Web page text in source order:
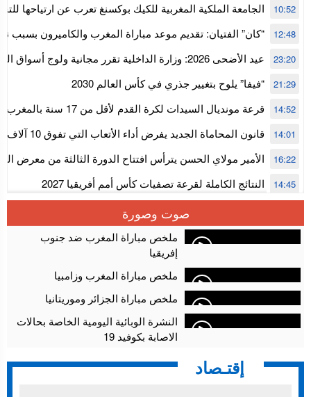
الجامعة الملكية المغربية للكيك بوكسنغ تعرب عن ارتياحها
للمجلس الأعلى للحسابات
10:52
“كان” الفتيان: تقديم موعد مباراة المغرب والكاميرون بسبب
إفريقيا
12:48
عيد الأضحى 2026: وزارة الداخلية تقرر مجانية ولوج
استنفار” لتنظيمها
23:20
“فيفا” يلوح بتغيير جذري في كأس العالم 2030 21:29
قرعة مونديال السيدات لكرة
المستوى الأول
14:52
قانون المحاماة الجديد يفرض أداء الأتعاب التي تفوق 10 آلاف درهم بالشيك 14:01
الأمير مولاي الحسن يترأس افتتاح الدورة الثالثة من معرض
الألعاب الإلكترونية
16:22
النتائج الكاملة لقرعة تصفيات كأس أمم أفريقيا 2027 14:45
سلا.. توقيف ثلاثة مروجين وحجز أكثر من 4300 قرص مخدر وكوكايين وإكستازي
أقراص مهلوسة داخل فضاء للشيشة تستنفر شرطة أكادير 12:48
صوت وصورة
ملخص مباراة المغرب ضد جنوب
إفريقيا
ملخص مباراة المغرب وزامبيا
ملخص مباراة الجزائر وموريتانيا
النشرة الوبائية اليومية الخاصة بحالات
الاصابة بكوفيد 19
إقتـصاد